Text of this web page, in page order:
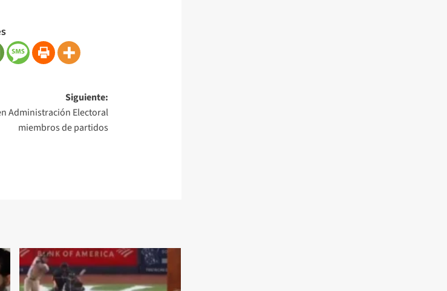
Siguiente:
Administración Electoral
miembros de partidos